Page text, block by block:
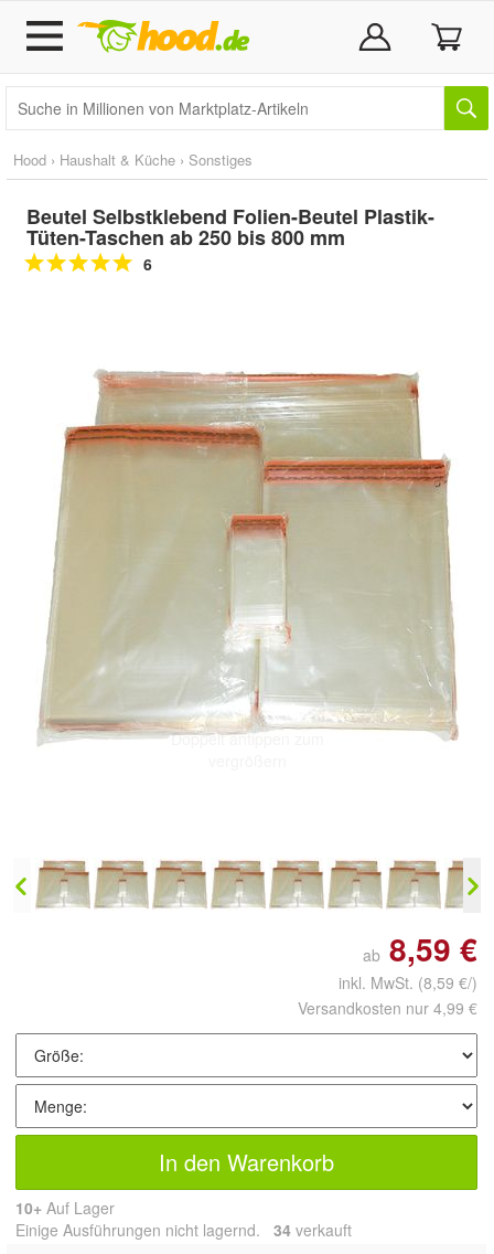
Hood › Haushalt & Küche › Sonstiges
Beutel Selbstklebend Folien-Beutel Plastik-
Tüten-Taschen ab 250 bis 800 mm
6
Doppelt antippen zum
ab 8,59 €
inkl. MwSt. (8,59 €/)
Versandkosten nur 4,99 €
In den Warenkorb
10+ Auf Lager
Einige Ausführungen nicht lagernd. 34 verkauft